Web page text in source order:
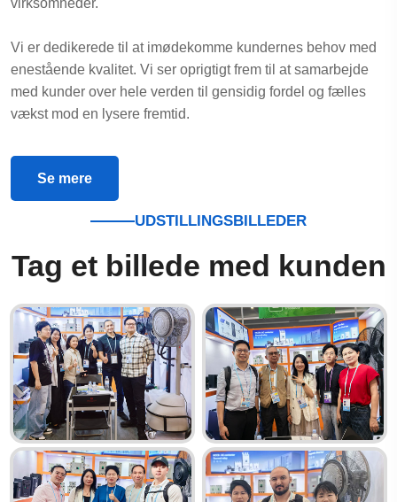
virksomheder.
Vi er dedikerede til at imødekomme kundernes behov med
enestående kvalitet. Vi ser oprigtigt frem til at samarbejde
med kunder over hele verden til gensidig fordel og fælles
vækst mod en lysere fremtid.
Se mere
UDSTILLINGSBILLEDER
Tag et billede med kunden